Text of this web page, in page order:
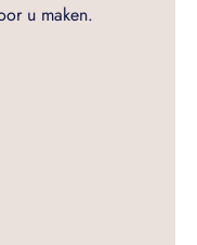
u maken.